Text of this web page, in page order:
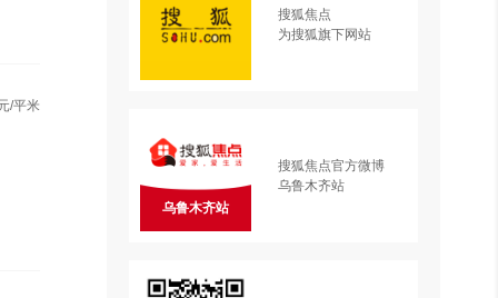
/平米
搜狐焦点
为搜狐旗下网站
乌鲁木齐站
搜狐焦点官方微博
乌鲁木齐站